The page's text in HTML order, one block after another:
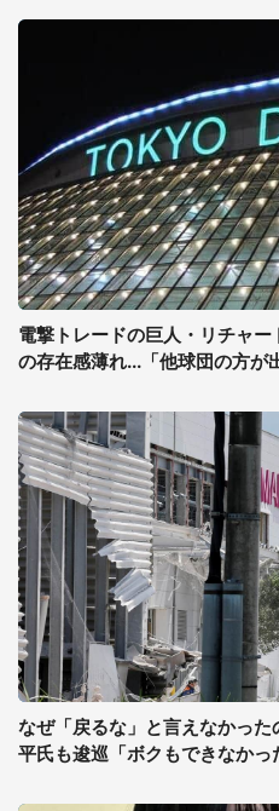
電撃トレードの巨人・リチャ
の存在感薄れ...「他球団の方が
なぜ「戻るな」と言えなかっ
平氏も逡巡「ボクもできなかっ